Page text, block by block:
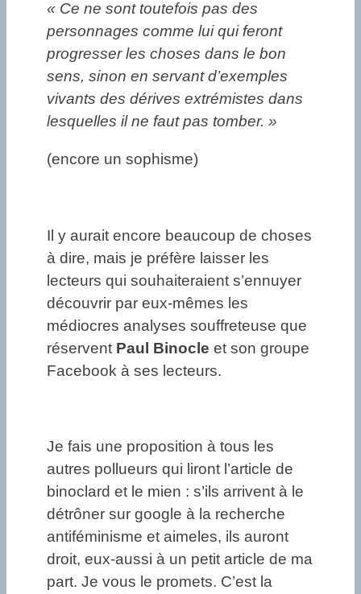
« Ce ne sont toutefois pas des
personnages comme lui qui feront
progresser les choses dans le bon
sens, sinon en servant d’exemples
vivants des dérives extrémistes dans
lesquelles il ne faut pas tomber. »
(encore un sophisme)
Il y aurait encore beaucoup de choses
à dire, mais je préfère laisser les
lecteurs qui souhaiteraient s’ennuyer
découvrir par eux-mêmes les
médiocres analyses souffreteuse que
réservent Paul Binocle et son groupe
Facebook à ses lecteurs.
Je fais une proposition à tous les
autres pollueurs qui liront l’article de
binoclard et le mien : s’ils arrivent à le
détrôner sur google à la recherche
antiféminisme et aimeles, ils auront
droit, eux-aussi à un petit article de ma
part. Je vous le promets. C’est la